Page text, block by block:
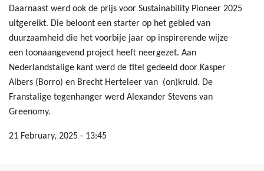
Daarnaast werd ook de prijs voor Sustainability Pioneer 2025
uitgereikt. Die beloont een starter op het gebied van
duurzaamheid die het voorbije jaar op inspirerende wijze
een toonaangevend project heeft neergezet. Aan
Nederlandstalige kant werd de titel gedeeld door Kasper
Albers (Borro) en Brecht Herteleer van (on)kruid. De
Franstalige tegenhanger werd Alexander Stevens van
Greenomy.
21 February, 2025 - 13:45